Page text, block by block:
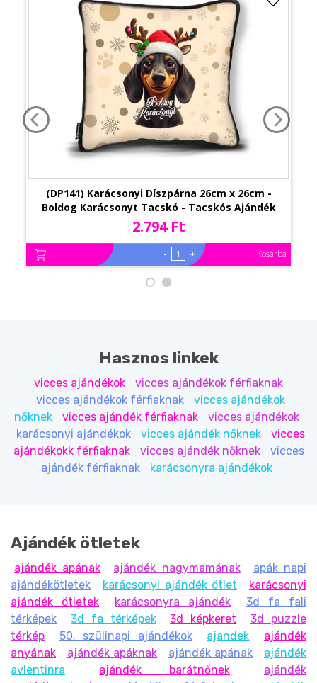
(DP141) Karácsonyi Díszpárna 26cm x 26cm -
Boldog Karácsonyt Tacskó - Tacskós Ajándék
Karácsonyra
2.794 Ft
- + Kosárba
Hasznos linkek
vicces ajándékok
vicces ajándékok férfiaknak
vicces ajándékok férfiaknak
vicces ajándékok
nőknek
vicces ajándék férfiaknak
vicces ajándékok
karácsonyi ajándékok
vicces ajándék nőknek
vicces
ajándékokk férfiaknak
vicces ajándék nőknek
vicces
ajándék férfiaknak
karácsonyra ajándékok
Ajándék ötletek
ajándék apának ajándék nagymamának
apák napi
ajándékötletek
karácsonyi ajándék ötlet
karácsonyi
ajándék ötletek
karácsonyra ajándék
3d fa fali
térképek
3d fa térképek 3d képkeret
3d puzzle
térkép
50. szülinapi ajándékok ajandek
ajándék
anyának
ajándék apáknak ajándék apának
ajándék
avlentinra
ajándék barátnőnek
ajándék